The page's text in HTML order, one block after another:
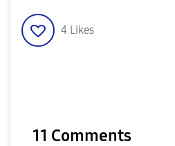
4 Likes
11 Comments